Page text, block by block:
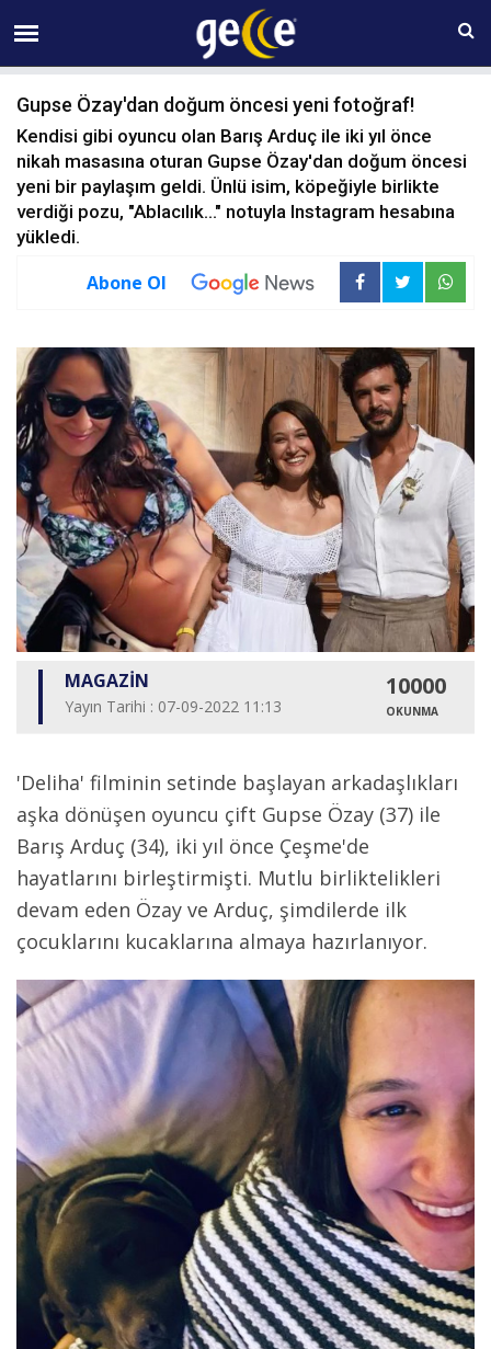
06 AĞUSTOS Perşembe 02:37
Gupse Özay'dan doğum öncesi yeni fotoğraf!
Kendisi gibi oyuncu olan Barış Arduç ile iki yıl önce
nikah masasına oturan Gupse Özay'dan doğum öncesi
yeni bir paylaşım geldi. Ünlü isim, köpeğiyle birlikte
verdiği pozu, "Ablacılık..." notuyla Instagram hesabına
yükledi.
Abone Ol
MAGAZİN
Yayın Tarihi : 07-09-2022 11:13
10000
OKUNMA
'Deliha' filminin setinde başlayan arkadaşlıkları
aşka dönüşen oyuncu çift Gupse Özay (37) ile
Barış Arduç (34), iki yıl önce Çeşme'de
hayatlarını birleştirmişti. Mutlu birliktelikleri
devam eden Özay ve Arduç, şimdilerde ilk
çocuklarını kucaklarına almaya hazırlanıyor.